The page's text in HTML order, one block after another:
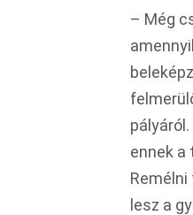
– Még
ennek a
lesz a